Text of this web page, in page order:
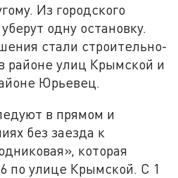
Из городского
одну остановку.
стали строительно-
районе улиц Крымской и
Юрьевец.
в прямом и
без заезда к
которая
по улице Крымской. С 1